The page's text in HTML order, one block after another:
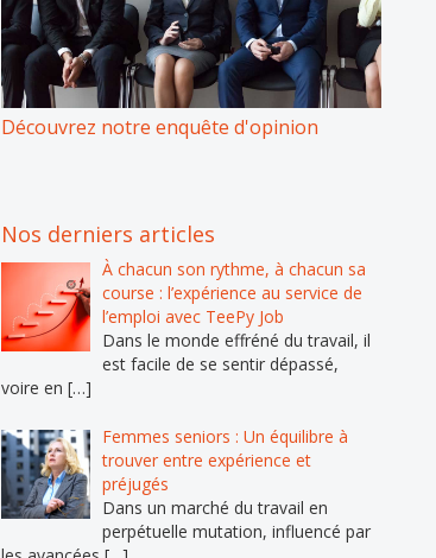
Découvrez notre enquête d'opinion
Nos derniers articles
À chacun son rythme, à chacun sa
course : l’expérience au service de
l’emploi avec TeePy Job
Dans le monde effréné du travail, il
est facile de se sentir dépassé,
voire en […]
Femmes seniors : Un équilibre à
trouver entre expérience et
préjugés
Dans un marché du travail en
perpétuelle mutation, influencé par